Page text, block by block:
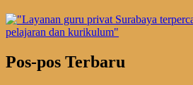
Pos-pos Terbaru